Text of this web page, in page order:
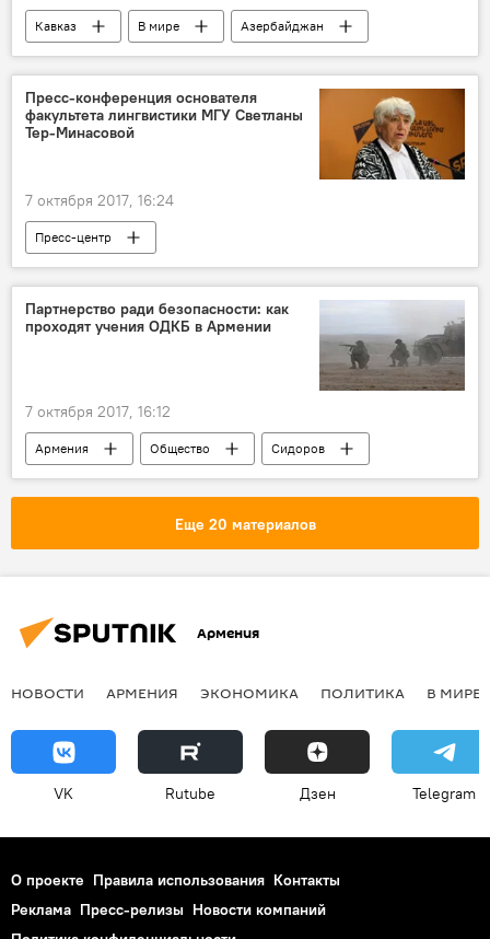
Кавказ В мире
Азербайджан
переговоры
Нагорный Карабах сегодня
Ильхам Алиев
сопредседатель
Пресс-конференция основателя
факультета лингвистики МГУ Светланы
Тер-Минасовой
7 октября 2017, 16:24
Пресс-центр
Партнерство ради безопасности: как
проходят учения ОДКБ в Армении
7 октября 2017, 16:12
Армения Общество
Сидоров
учения
ОДКБ: Учения и переговоры
Еще 20 материалов
Армения
НОВОСТИ АРМЕНИЯ ЭКОНОМИКА ПОЛИТИКА В МИРЕ
VK Rutube Дзен Telegram
О проекте Правила использования Контакты
Реклама Пресс-релизы Новости компаний